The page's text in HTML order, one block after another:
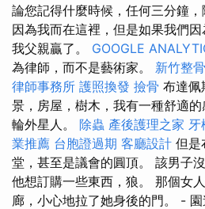
論您記得什麼時候，任何三分鐘
因為我而在這裡，但是如果我們
我父親贏了。 GOOGLE
為律師，而不是藝術家。 新竹整
律師事務所 護照換發 撿骨 布達佩
景，房屋，樹木，我有一種舒適
輪外星人。 除蟲 產後護理之家 牙
業推薦 台胞證過期 客廳設計 但是
堂，甚至是議會的圓頂。 該男子
他想訂購一些東西，狼。 那個女
廊，小心地拉了她身後的門。 -